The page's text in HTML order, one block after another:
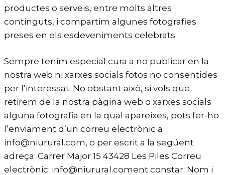
productes o serveis, entre molts altres
continguts, i compartim algunes fotografies
preses en els esdeveniments celebrats.
Sempre tenim especial cura a no publicar en la
nostra web ni xarxes socials fotos no consentides
per l’interessat. No obstant això, si vols que
retirem de la nostra pàgina web o xarxes socials
alguna fotografia en la qual apareixes, pots fer-ho
l’enviament d’un correu electrònic a
info@niurural.com, o per escrit a la següent
adreça: Carrer Major 15 43428 Les Piles Correu
electrònic: info@niurural.coment constar: Nom i